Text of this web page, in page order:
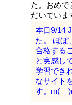
た。おめで
だいていま
本日9/14
た。 ほぼ
合格する
と実感し
学習でき
なサイト
す。